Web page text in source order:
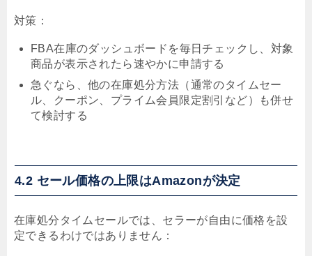
対策：
FBA在庫のダッシュボードを毎日チェックし、対象
商品が表示されたら速やかに申請する
急ぐなら、他の在庫処分方法（通常のタイムセー
ル、クーポン、プライム会員限定割引など）も併せ
て検討する
4.2 セール価格の上限はAmazonが決定
在庫処分タイムセールでは、セラーが自由に価格を設
定できるわけではありません：